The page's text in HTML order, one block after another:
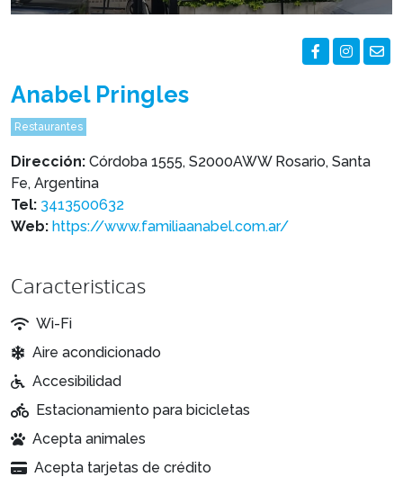
Anabel Pringles
Restaurantes
Dirección: Córdoba 1555, S2000AWW Rosario, Santa
Fe, Argentina
Tel: 3413500632
Web: https://www.familiaanabel.com.ar/
Caracteristicas
Wi-Fi
Aire acondicionado
Accesibilidad
Estacionamiento para bicicletas
Acepta animales
Acepta tarjetas de crédito